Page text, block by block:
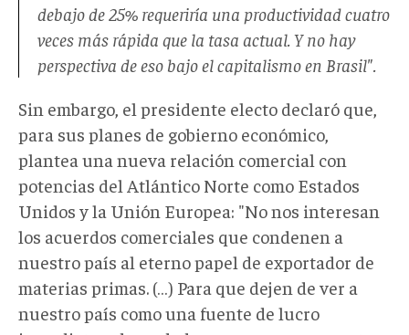
debajo de 25% requeriría una productividad cuatro
veces más rápida que la tasa actual. Y no hay
perspectiva de eso bajo el capitalismo en Brasil".
Sin embargo, el presidente electo declaró que,
para sus planes de gobierno económico,
plantea una nueva relación comercial con
potencias del Atlántico Norte como Estados
Unidos y la Unión Europea: "No nos interesan
los acuerdos comerciales que condenen a
nuestro país al eterno papel de exportador de
materias primas. (…) Para que dejen de ver a
nuestro país como una fuente de lucro